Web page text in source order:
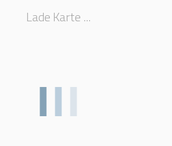
Lade Karte ...